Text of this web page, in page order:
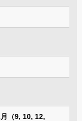
（9, 10, 12,